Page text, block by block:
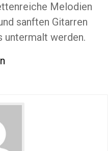
Melodien
sanften Gitarren
untermalt werden.